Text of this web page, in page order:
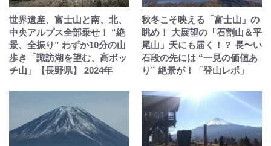
世界遺産、富士山と南、北、
中央アルプス全部乗せ！ “絶
景、全振り” わずか10分の山
歩き「諏訪湖を望む、高ボッ
チ山」【長野県】 2024年
秋冬こそ映える「富士山」の
眺め！ 大展望の「石割山＆平
尾山」天にも届く！？ 長〜い
石段の先には “一見の価値あ
り” 絶景が！「登山レポ」